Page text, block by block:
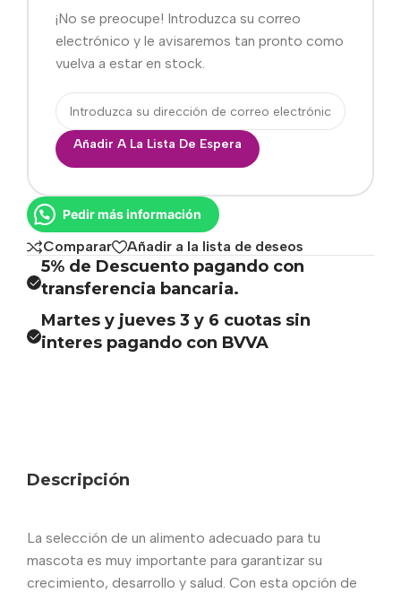
¡No se preocupe! Introduzca su correo
electrónico y le avisaremos tan pronto como
vuelva a estar en stock.
Añadir A La Lista De Espera
Pedir más información
Comparar Añadir a la lista de deseos
5% de Descuento pagando con
transferencia bancaria.
Martes y jueves 3 y 6 cuotas sin
interes pagando con BVVA
Descripción
La selección de un alimento adecuado para tu
mascota es muy importante para garantizar su
crecimiento, desarrollo y salud. Con esta opción de